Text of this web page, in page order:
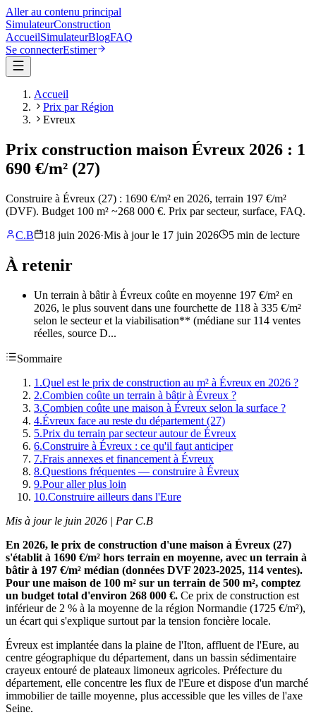
Aller au contenu principal
SimulateurConstruction
AccueilSimulateurBlogFAQ
Se connecterEstimer
Accueil
Prix par Région
Evreux
Prix construction maison Évreux 2026 : 1
690 €/m² (27)
Construire à Évreux (27) : 1690 €/m² en 2026, terrain 197 €/m²
(DVF). Budget 100 m² ~268 000 €. Prix par secteur, surface, FAQ.
C.B
18 juin 2026·Mis à jour le 17 juin 2026 5 min de lecture
À retenir
Un terrain à bâtir à Évreux coûte en moyenne 197 €/m² en
2026, le plus souvent dans une fourchette de 118 à 335 €/m²
selon le secteur et la viabilisation** (médiane sur 114 ventes
réelles, source D...
Sommaire
1 .Quel est le prix de construction au m² à Évreux en 2026 ?
2.Combien coûte un terrain à bâtir à Évreux ?
3.Combien coûte une maison à Évreux selon la surface ?
4.Évreux face au reste du département (27)
5.Prix du terrain par secteur autour de Évreux
6.Construire à Évreux : ce qu'il faut anticiper
7.Frais annexes et financement à Évreux
8.Questions fréquentes — construire à Évreux
9.Pour aller plus loin
10.Construire ailleurs dans l'Eure
Mis à jour le juin 2026 | Par C.B
En 2026, le prix de construction d'une maison à Évreux (27)
s'établit à 1690 €/m² hors terrain en moyenne, avec un terrain à
bâtir à 197 €/m² médian (données DVF 2023-2025, 114 ventes).
Pour une maison de 100 m² sur un terrain de 500 m², comptez
un budget total d'environ 268 000 €. Ce prix de construction est
inférieur de 2 % à la moyenne de la région Normandie (1725 €/m²),
un écart qui s'explique surtout par la tension foncière locale.
Évreux est implantée dans la plaine de l'Iton, affluent de l'Eure, au
centre géographique du département, dans un bassin sédimentaire
crayeux entouré de plateaux limoneux agricoles. Préfecture du
département, elle concentre les flux de l'Eure et dispose d'un marché
immobilier de taille moyenne, plus accessible que les villes de l'axe
Seine.